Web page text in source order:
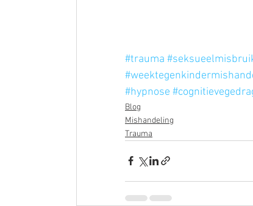
#trauma
#hypnose
Blog
Mishandeling
Trauma